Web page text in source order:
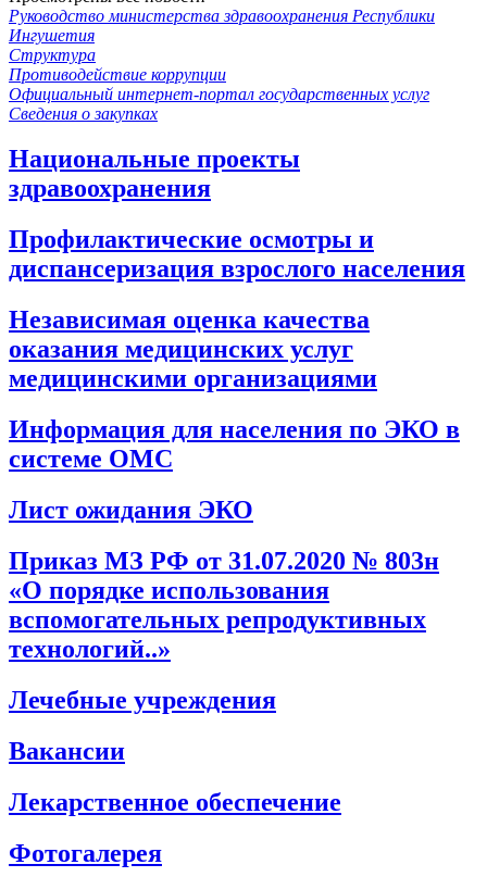
Руководство министерства здравоохранения Республики
Ингушетия
Структура
Противодействие коррупции
Официальный интернет-портал государственных услуг
Сведения о закупках
Национальные проекты
здравоохранения
Профилактические осмотры и
диспансеризация взрослого населения
Независимая оценка качества
оказания медицинских услуг
медицинскими организациями
Информация для населения по ЭКО в
системе ОМС
Лист ожидания ЭКО
Приказ МЗ РФ от 31.07.2020 № 803н
«О порядке использования
вспомогательных репродуктивных
технологий..»
Лечебные учреждения
Вакансии
Лекарственное обеспечение
Фотогалерея